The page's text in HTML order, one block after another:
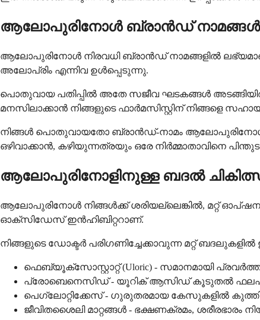
ആലോപുരിനോൾ ബ്രാൻഡ് നാമങ്ങൾ
ആലോപുരിനോൾ നിരവധി ബ്രാൻഡ് നാമങ്ങളിൽ
അലോപ്രിം എന്നിവ ഉൾപ്പെടുന്നു.
പൊതുവായ പതിപ്പിൽ അതേ സജീവ ഘടകങ്ങൾ
മനസിലാക്കാൻ നിങ്ങളുടെ ഫാർമസിസ്റ്റിന് നിങ്ങളെ
നിങ്ങൾ പൊതുവായതോ ബ്രാൻഡ്-നാമം ആലോപുരിനോൾ
ഒഴിവാക്കാൻ, കഴിയുന്നത്രയും ഒരേ നിർമ്മാതാവിനെ
ആലോപുരിനോളിനുള്ള ബദൽ
ആലോപുരിനോൾ നിങ്ങൾക്ക് ശരിയല്ലെങ്കിൽ, മറ്റ്
ഓക്സിഡേസ് ഇൻഹിബിറ്ററാണ്.
നിങ്ങളുടെ ഡോക്ടർ പരിഗണിച്ചേക്കാവുന്ന മറ്റ്
ഫെബ്യൂക്സോസ്റ്റാറ്റ് (Uloric) - സമാനമായി
പ്രോബെനെസിഡ് - യൂറിക് ആസിഡ് കൂടുതൽ
പെഗ്ലോറ്റിക്കേസ് - ഗുരുതരമായ കേസുകളിൽ
ജീവിതശൈലി മാറ്റങ്ങൾ - ഭക്ഷണക്രമം, ശരീരഭാരം